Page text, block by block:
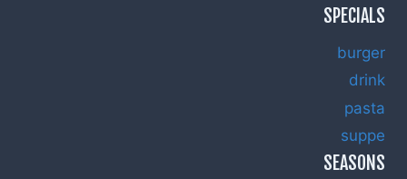
SPECIALS
burger
drink
pasta
suppe
SEASONS